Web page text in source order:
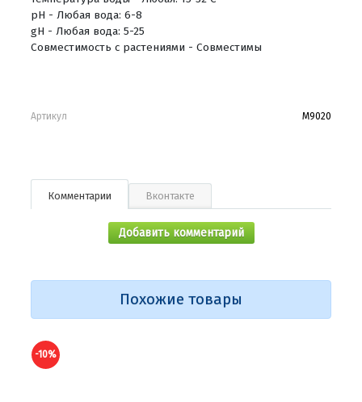
pH - Любая вода: 6-8
gH - Любая вода: 5-25
Совместимость с растениями - Совместимы
Артикул М9020
Комментарии Вконтакте
Добавить комментарий
Похожие товары
-10%